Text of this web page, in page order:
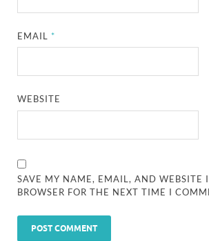
EMAIL*
WEBSITE
SAVE MY NAME, EMAIL, AND WEBSITE
BROWSER FOR THE NEXT TIME I